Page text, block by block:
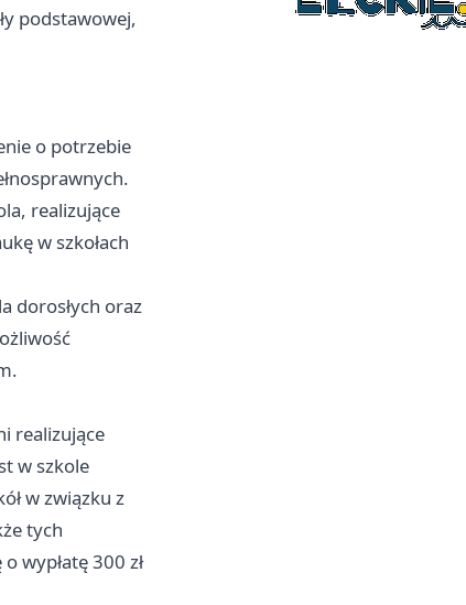
podstawowej,
o potrzebie
realizujące
w szkołach
dorosłych oraz
realizujące
w szkole
w związku z
tych
wypłatę 300 zł